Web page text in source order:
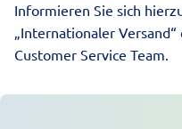
Informieren Sie sich
„Internationaler Versand
Customer Service Team.